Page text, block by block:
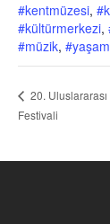
#kentmüzesi,
#kültürmerkezi,
#müzik,
20.
Festivali